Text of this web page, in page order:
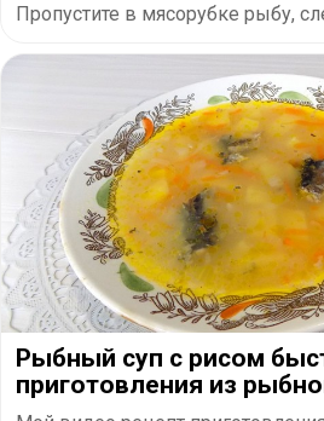
Пропустите в мясорубке рыбу,
Рыбный суп с рисом
приготовления из